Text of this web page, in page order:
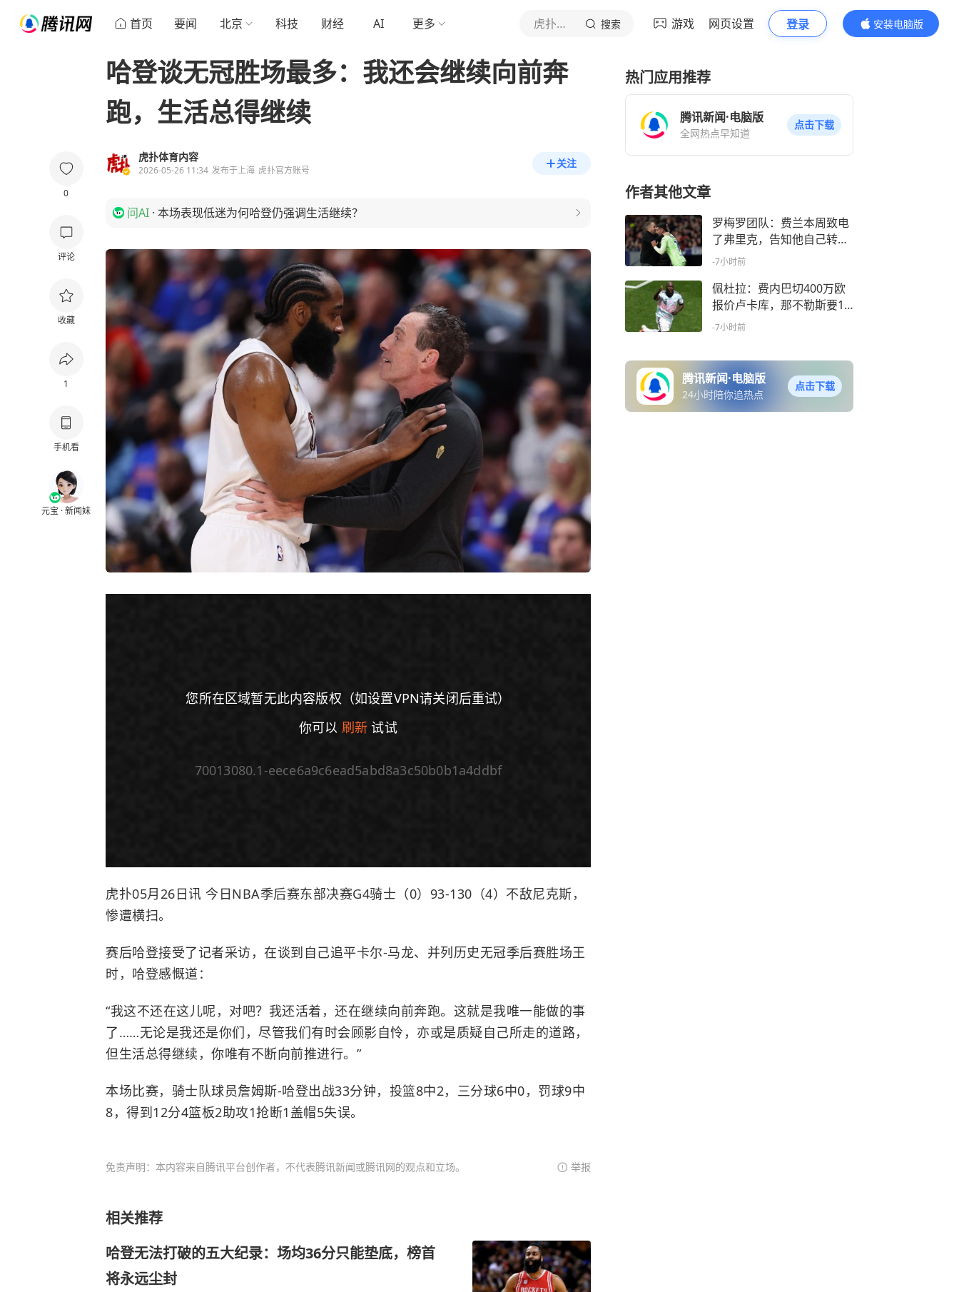
首页 要闻 北京 科技 财经 AI 更多 虎扑体育内容 搜索 游戏 网页设置 登录
安装电脑版
内容更精彩
0
评论
收藏
1
手机看
元宝 · 新闻妹
哈登谈无冠胜场最多：我还会继续向前奔
跑，生活总得继续
虎扑体育内容
2026-05-26 11:34 发布于上海 虎扑官方账号
关注
问AI · 本场表现低迷为何哈登仍强调生活继续？
您所在区域暂无此内容版权（如设置VPN请关闭后重试）
你可以 刷新 试试
70013080.1-eece6a9c6ead5abd8a3c50b0b1a4ddbf
虎扑05月26日讯 今日NBA季后赛东部决赛G4骑士 （0）93-130（4）不敌尼克斯，
惨遭横扫。
赛后哈登接受了记者采访，在谈到自己追平卡尔-马龙、并列历史无冠季后赛胜场王
时，哈登感慨道：
“我这不还在这儿呢，对吧？我还活着，还在继续向前奔跑。这就是我唯一能做的事
了……无论是我还是你们，尽管我们有时会顾影自怜，亦或是质疑自己所走的道路，
但生活总得继续，你唯有不断向前推进行。”
本场比赛，骑士队球员詹姆斯-哈登出战33分钟，投篮8中2，三分球6中0，罚球9中
8，得到12分4篮板2助攻1抢断1盖帽5失误。
免责声明：本内容来自腾讯平台创作者，不代表腾讯新闻或腾讯网的观点和立场。 举报
相关推荐
哈登无法打破的五大纪录：场均36分只能垫底，榜首
将永远尘封
热门应用推荐
腾讯新闻·电脑版
全网热点早知道
点击下载
作者其他文章
罗梅罗团队：费兰本周致电
了弗里克，告知他自己转投
巴黎
-7小时前
佩杜拉：费内巴切400万欧
报价卢卡库，那不勒斯要10
00万+
-7小时前
腾讯新闻·电脑版
24小时陪你追热点
点击下载